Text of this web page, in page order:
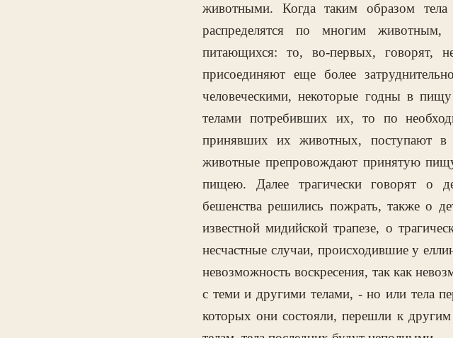
животными. Когда таким образом
распределятся по многим животным,
питающихся: то, во-первых, говорят,
присоединяют еще более
человеческими, некоторые годны в
телами потребивших их, то по
принявших их животных, поступают в
животные препровождают принятую
пищею. Далее трагически говорят о
бешенства решились пожрать, также о
известной мидийской трапезе, о
несчастные случаи, происходившие у
невозможность воскресения, так как
с теми и другими телами, - но или тела
которых они состояли, перешли к